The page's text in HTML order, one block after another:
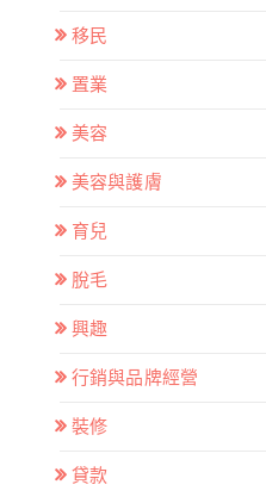
移民
置業
美容
美容與護膚
育兒
脫毛
興趣
行銷與品牌經營
裝修
貸款